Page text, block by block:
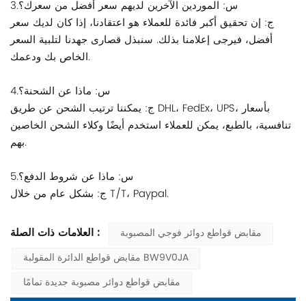
3.س: الموردين الآخرين لديهم سعر أفضل من سعرك؟
ج: إن تحقيق أكبر فائدة للعملاء هو اعتقادنا، إذا كان لديك سعر
أفضل، فيرجى إعلامنا بذلك. سنبذل قصارى جهدنا لتلبية السعر
الخاص بك ودعمك.
4.س: ماذا عن الشحنة؟
ج: يمكننا ترتيب الشحن عن طريق DHL، FedEx، UPS، بأسعار
تنافسية، بالطبع، يمكن للعملاء استخدم أيضًا وكلاء الشحن الخاصين
بهم.
5.س: ماذا عن شروط الدفع؟
ج: بشكل عام من خلال T/T، Paypal.
العلامات ذات الصلة :
مقابض قواطع دوائر فوجي المصبوبة
مقابض قواطع الدائرة المقولبة BW9V0JA
مقابض قواطع دوائر مصبوبة جديدة تمامًا